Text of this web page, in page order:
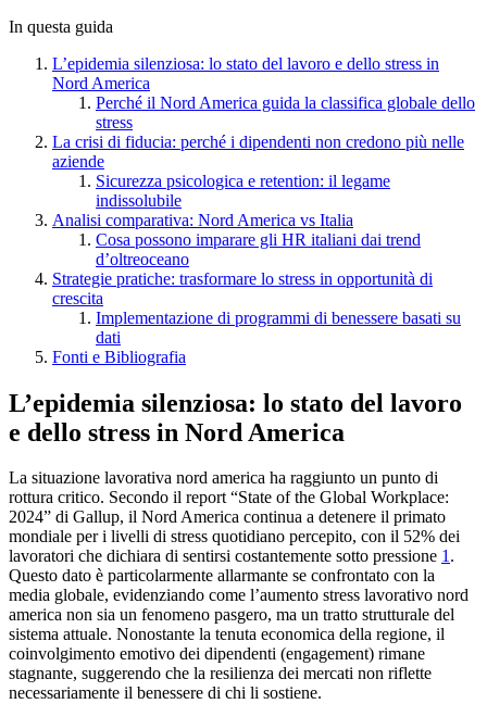
In questa guida
L’epidemia silenziosa: lo stato del lavoro e dello stress in
Nord America
Perché il Nord America guida la classifica globale dello
stress
La crisi di fiducia: perché i dipendenti non credono più nelle
aziende
Sicurezza psicologica e retention: il legame
indissolubile
Analisi comparativa: Nord America vs Italia
Cosa possono imparare gli HR italiani dai trend
d’oltreoceano
Strategie pratiche: trasformare lo stress in opportunità di
crescita
Implementazione di programmi di benessere basati su
dati
Fonti e Bibliografia
L’epidemia silenziosa: lo stato del lavoro
e dello stress in Nord America
La situazione lavorativa nord america ha raggiunto un punto di
rottura critico. Secondo il report “State of the Global Workplace:
2024” di Gallup, il Nord America continua a detenere il primato
mondiale per i livelli di stress quotidiano percepito, con il 52% dei
lavoratori che dichiara di sentirsi costantemente sotto pressione 1.
Questo dato è particolarmente allarmante se confrontato con la
media globale, evidenziando come l’aumento stress lavorativo nord
america non sia un fenomeno pasgero, ma un tratto strutturale del
sistema attuale. Nonostante la tenuta economica della regione, il
coinvolgimento emotivo dei dipendenti (engagement) rimane
stagnante, suggerendo che la resilienza dei mercati non riflette
necessariamente il benessere di chi li sostiene.